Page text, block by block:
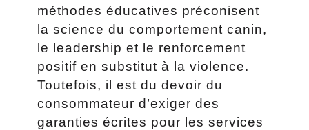
méthodes éducatives préconisent
la science du comportement canin,
le leadership et le renforcement
positif en substitut à la violence.
Toutefois, il est du devoir du
consommateur d’exiger des
garanties écrites pour les services